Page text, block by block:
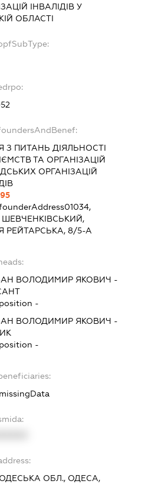
ІНВАЛІДІВ У
ОБЛАСТІ
З ПИТАНЬ ДІЯЛЬНОСТІ
ТА ОРГАНІЗАЦІЙ
ОРГАНІЗАЦІЙ
01034,
ШЕВЧЕНКІВСЬКИЙ,
РЕЙТАРСЬКА, 8/5-А
ВОЛОДИМИР ЯКОВИЧ -
-
ВОЛОДИМИР ЯКОВИЧ -
-
ОДЕСЬКА ОБЛ., ОДЕСА,